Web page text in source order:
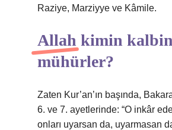
Raziye, Marziyye ve Kâmile.
Allah kimin
mühürler?
Zaten Kur’an’ın başında,
6. ve 7. ayetlerinde: “O inkâr
onları uyarsan da, uyarmasan